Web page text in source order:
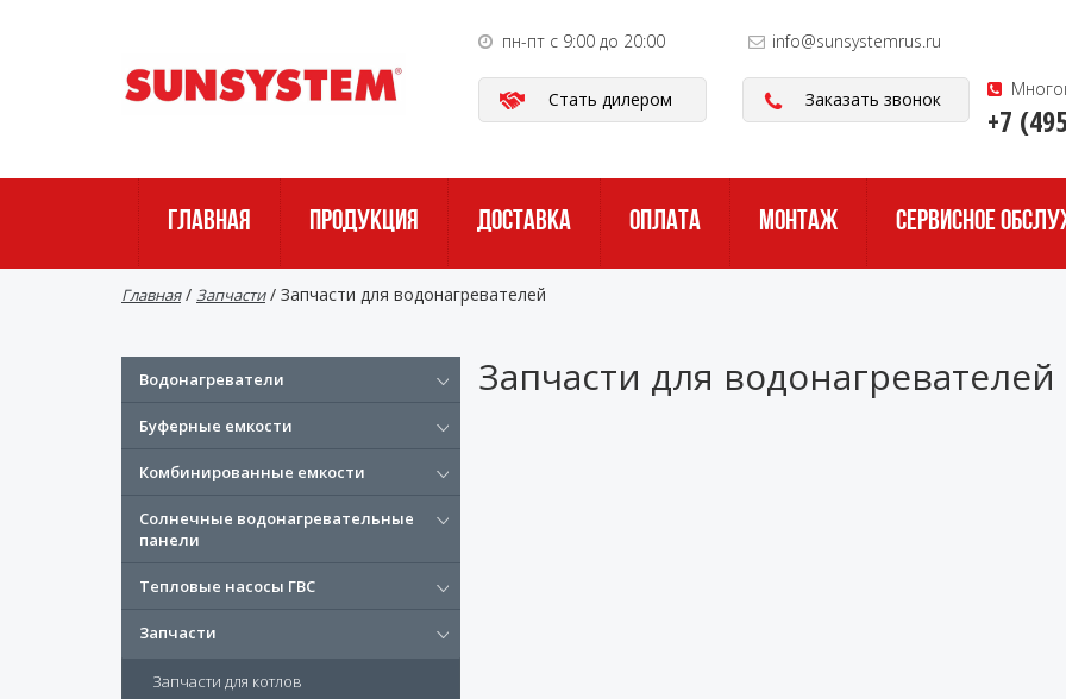
пн-пт с 9:00 до 20:00 info@sunsystemrus.ru
Стать дилером Заказать звонок
+7
ГЛАВНАЯ ПРОДУКЦИЯ ДОСТАВКА ОПЛАТА МОНТАЖ СЕРВИСНОЕ
Главная / Запчасти / Запчасти для водонагревателей
Водонагреватели
Буферные емкости
Комбинированные емкости
Солнечные водонагревательные
панели
Тепловые насосы ГВС
Запчасти
Запчасти для котлов
Запчасти для водонагревателей